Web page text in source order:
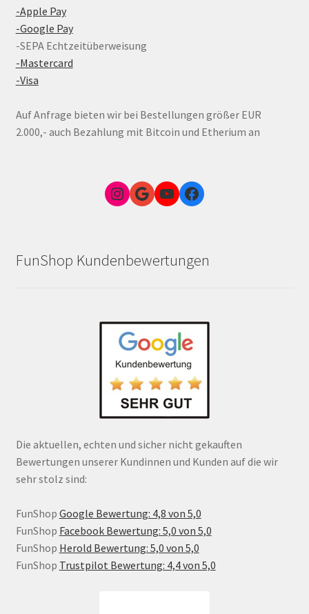
-Apple Pay
-Google Pay
-SEPA Echtzeitüberweisung
-Mastercard
-Visa
Auf Anfrage bieten wir bei Bestellungen größer EUR
2.000,- auch Bezahlung mit Bitcoin und Etherium an
Instagram
Google Link zum FunShop WienYouTubeFacebook
FunShop Kundenbewertungen
Die aktuellen, echten und sicher nicht gekauften
Bewertungen unserer Kundinnen und Kunden auf die wir
sehr stolz sind:
FunShop Google Bewertung: 4,8 von 5,0
FunShop Facebook Bewertung: 5,0 von 5,0
FunShop Herold Bewertung: 5,0 von 5,0
FunShop Trustpilot Bewertung: 4,4 von 5,0